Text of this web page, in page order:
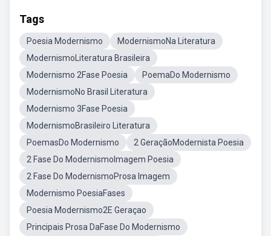
Tags
Poesia Modernismo
ModernismoNa Literatura
ModernismoLiteratura Brasileira
Modernismo 2Fase Poesia
PoemaDo Modernismo
ModernismoNo Brasil Literatura
Modernismo 3Fase Poesia
ModernismoBrasileiro Literatura
PoemasDo Modernismo
2 GeraçãoModernista Poesia
2 Fase Do ModernismoImagem Poesia
2 Fase Do ModernismoProsa Imagem
Modernismo PoesiaFases
Poesia Modernismo2E Geraçao
Principais Prosa DaFase Do Modernismo